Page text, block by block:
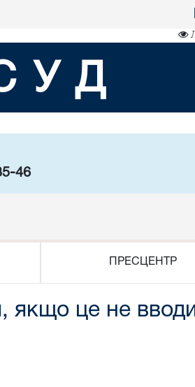
46
ПРЕСЦЕНТР
якщо це не